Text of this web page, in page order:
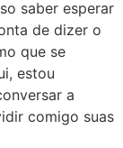
saber esperar
de dizer o
que se
estou
a
comigo suas